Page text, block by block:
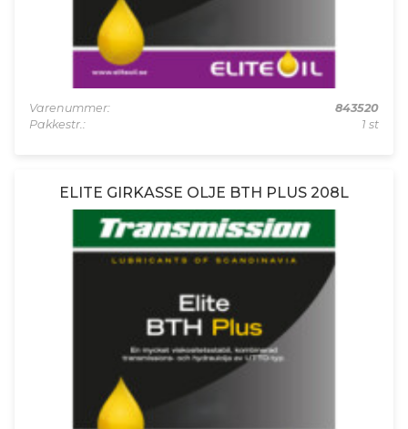
Varenummer:
843520
Pakkestr.:
1 st
ELITE GIRKASSE OLJE BTH PLUS 208L